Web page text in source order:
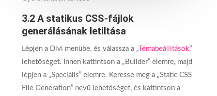
3.2 A statikus CSS-fájlok
generálásának letiltása
Lépjen a Divi menübe, és válassza a „Témabeállítások”
lehetőséget. Innen kattintson a „Builder” elemre, majd
lépjen a „Speciális” elemre. Keresse meg a „Static CSS
File Generation” nevű lehetőséget, és kattintson a